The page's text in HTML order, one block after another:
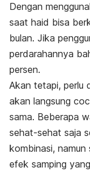
Dengan
saat haid bisa
bulan. Jika
perdarahannya
persen.
Akan tetapi, perlu
akan langsung
sama. Beberapa
sehat-sehat saja
kombinasi, namun
efek samping